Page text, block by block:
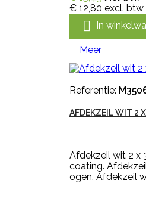
€ 12,80 excl. btw
 In
Meer
Referentie:
AFDEKZEIL WIT 2
Afdekzeil wit 2 x
coating.
ogen. Afdekzeil